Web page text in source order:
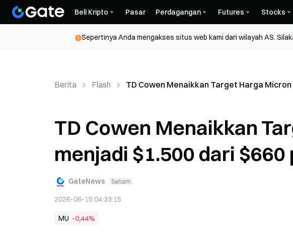
Beli Kripto Pasar Perdagangan Futures Stocks
Sepertinya Anda mengakses situs web kami dari wilayah AS.
Berita Flash TD Cowen Menaikkan Target Harga
TD Cowen Menaikkan
menjadi $1.500 dari $660
GateNews Saham
2026-06-15 04:33:15
MU -0,44%